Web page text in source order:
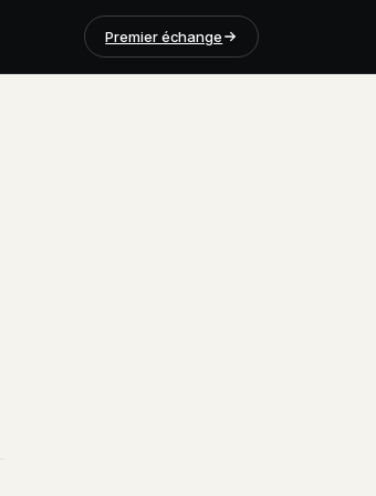
Premier échange